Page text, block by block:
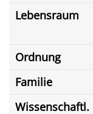
Lebensraum
Ordnung
Familie
Wissenschaftl.